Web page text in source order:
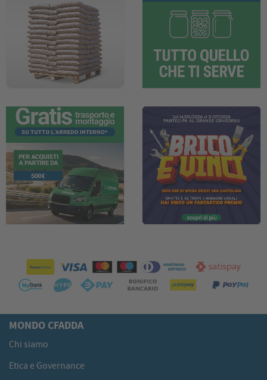
MONDO CFADDA
Chi siamo
Etica e Governance